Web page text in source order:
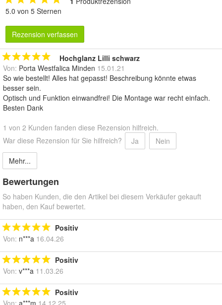
5.0 von 5 Sternen
Rezension verfassen
Hochglanz Lilli schwarz
Von: Porta Westfalica Minden 15.01.21
So wie bestellt! Alles hat gepasst! Beschreibung könnte etwas
besser sein.
Optisch und Funktion einwandfrei! Die Montage war recht einfach.
Besten Dank
1 von 2 Kunden fanden diese Rezension hilfreich.
War diese Rezension für Sie hilfreich?
Ja
Nein
Mehr...
Bewertungen
So haben Kunden, die den Artikel bei diesem Verkäufer gekauft
haben, den Kauf bewertet.
Positiv
Von: n***a 16.04.26
Positiv
Von: v***a 11.03.26
Positiv